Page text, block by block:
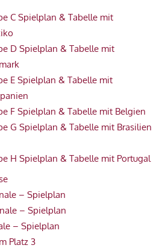
C Spielplan & Tabelle mit
D Spielplan & Tabelle mit
E Spielplan & Tabelle mit
F Spielplan & Tabelle mit Belgien
G Spielplan & Tabelle mit Brasilien
H Spielplan & Tabelle mit Portugal
– Spielplan
– Spielplan
– Spielplan
Platz 3